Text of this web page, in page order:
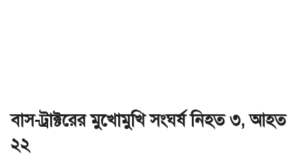
বাস-ট্রাক্টরের মুখোমুখি সংঘর্ষ নিহত ৩, আহত
২২